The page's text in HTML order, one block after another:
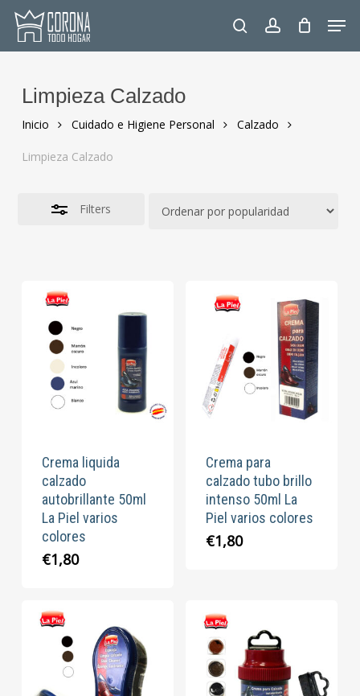
Skip
main
searchaccount
Limpieza Calzado
Inicio Cuidado e Higiene Personal Calzado
Limpieza Calzado
Filters
Crema liquida
calzado
autobrillante 50ml
La Piel varios
colores
€1,80
Crema para
calzado tubo brillo
intenso 50ml La
Piel varios colores
€1,80
Close
Filters